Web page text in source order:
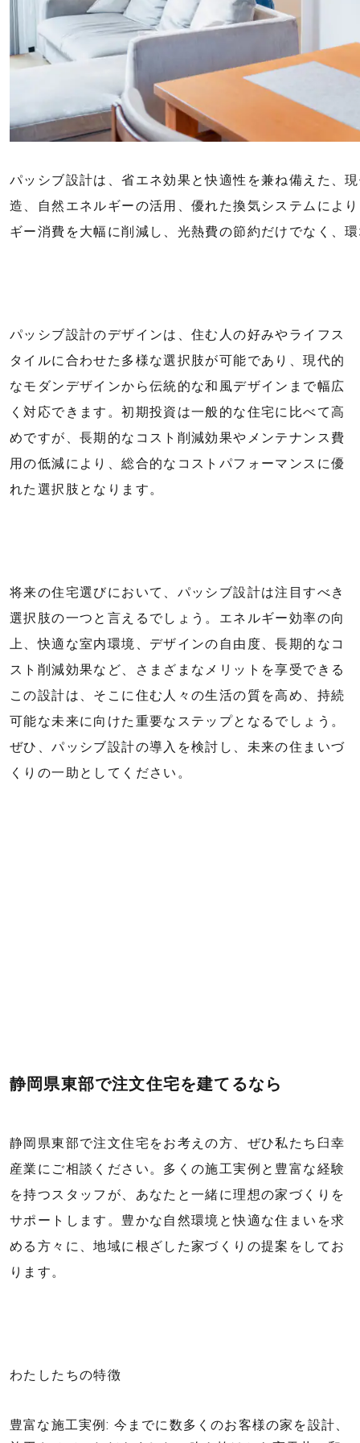
パッシブ設計は、省エネ効果と快適性を兼ね備えた、
造、自然エネルギーの活用、優れた換気システムによ
ギー消費を大幅に削減し、光熱費の節約だけでなく、
パッシブ設計のデザインは、住む人の好みやライフス
タイルに合わせた多様な選択肢が可能であり、現代的
なモダンデザインから伝統的な和風デザインまで幅広
く対応できます。初期投資は一般的な住宅に比べて高
めですが、長期的なコスト削減効果やメンテナンス費
用の低減により、総合的なコストパフォーマンスに優
れた選択肢となります。
将来の住宅選びにおいて、パッシブ設計は注目すべき
選択肢の一つと言えるでしょう。エネルギー効率の向
上、快適な室内環境、デザインの自由度、長期的なコ
スト削減効果など、さまざまなメリットを享受できる
この設計は、そこに住む人々の生活の質を高め、持続
可能な未来に向けた重要なステップとなるでしょう。
ぜひ、パッシブ設計の導入を検討し、未来の住まいづ
くりの一助としてください。
静岡県東部で注文住宅を建てるなら
静岡県東部で注文住宅をお考えの方、ぜひ私たち臼幸
産業にご相談ください。多くの施工実例と豊富な経験
を持つスタッフが、あなたと一緒に理想の家づくりを
サポートします。豊かな自然環境と快適な住まいを求
める方々に、地域に根ざした家づくりの提案をしてお
ります。
わたしたちの特徴
豊富な施工実例: 今までに数多くのお客様の家を設計、